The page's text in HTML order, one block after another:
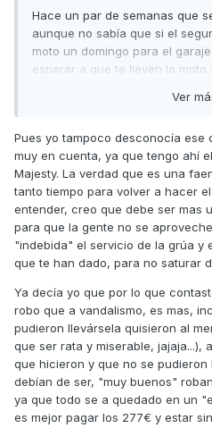
Saludos a todos.
Hace un par de semanas que
aunque no sabía que si el
moto un domingo para el
esperar a que te lleven la
imposible por el curro esperar
todo. Se acumulan vehículos y
informado.
Luego el del taller me confirmó
Superdink 300! es un modelo
para quitarle el motor ponerlas
encargo, pero sabrá Dios... La
la intentaron forzar, aunque el
Al final, 277 euros la gracia y 5
Ahora manta, pitón, candado
disuadir!!!
Ver
Pues yo tampoco desconocía ese
muy en cuenta, ya que tengo ahí
Majesty. La verdad que es una
tanto tiempo para volver a hacer
entender, creo que debe ser mas
para que la gente no se
"indebida" el servicio de la grúa y
que te han dado, para no saturar
Ya decía yo que por lo que
robo que a vandalismo, es mas,
pudieron llevársela quisieron al
que ser rata y miserable, jajaja...),
que hicieron y que no se pudieron
debían de ser, "muy buenos"
ya que todo se a quedado en un
es mejor pagar los 277€ y estar